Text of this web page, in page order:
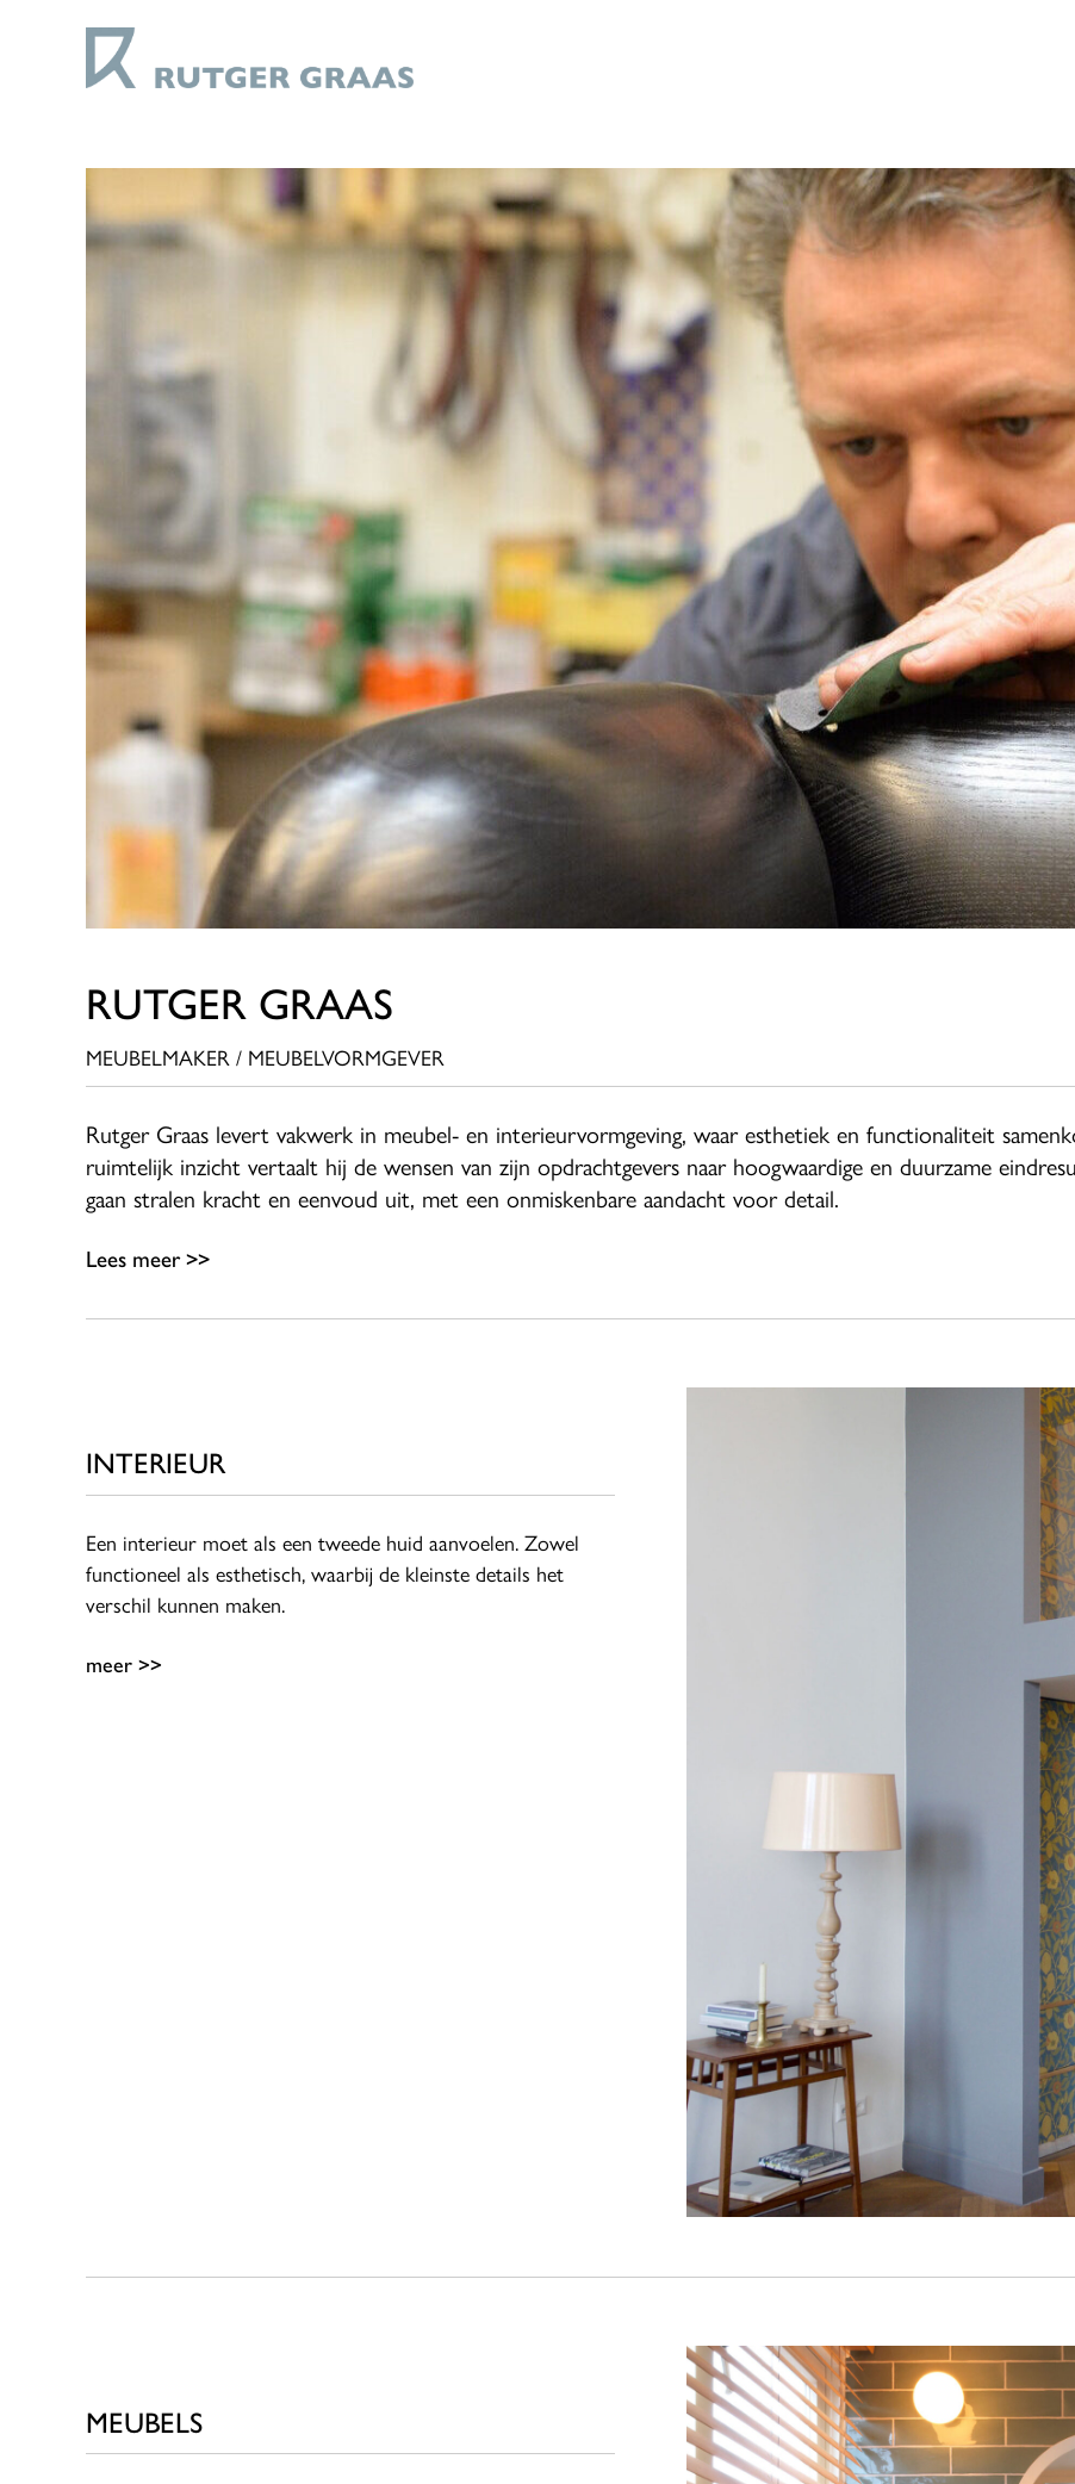
RUTGER GRAAS
MEUBELMAKER / MEUBELVORMGEVER
Rutger Graas levert vakwerk in meubel- en interieurvormgeving, waar esthetiek en functionaliteit
ruimtelijk inzicht vertaalt hij de wensen van zijn opdrachtgevers naar hoogwaardige en duurzame
gaan stralen kracht en eenvoud uit, met een onmiskenbare aandacht voor detail.
Lees meer >>
INTERIEUR
Een interieur moet als een tweede huid aanvoelen. Zowel
functioneel als esthetisch, waarbij de kleinste details het
verschil kunnen maken.
meer >>
MEUBELS